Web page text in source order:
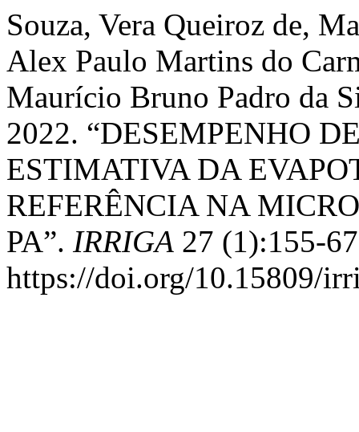
Souza, Vera Queiroz de,
Alex Paulo Martins do
Maurício Bruno Padro da
2022. “DESEMPENHO
ESTIMATIVA DA
REFERÊNCIA NA
PA”. IRRIGA 27 (1):155-
https://doi.org/10.15809/